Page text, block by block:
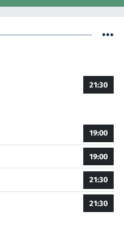
21:30
19:00
19:00
21:30
21:30